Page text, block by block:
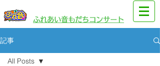
​ふれあい音もだちコンサート
記事
All Posts